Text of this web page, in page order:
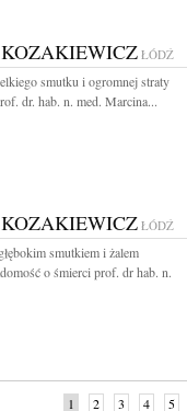
ŁÓDŹ
smutku i ogromnej straty
dr. hab. n. med. Marcina...
ŁÓDŹ
smutkiem i żalem
o śmierci prof. dr hab. n.
1 2 3 4 5